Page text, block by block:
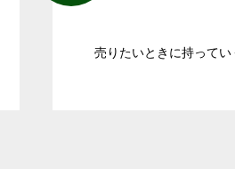
売りたいときに持ってい